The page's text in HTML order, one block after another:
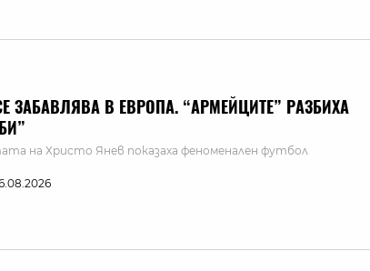
ЗАБАВЛЯВА В ЕВРОПА. “АРМЕЙЦИТЕ” РАЗБИХА
на Христо Янев показаха феноменален футбол